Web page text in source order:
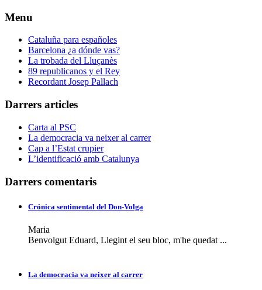
Menu
Cataluña para españoles
Barcelona ¿a dónde vas?
La trobada del Lluçanès
89 republicanos y el Rey
Recordant Josep Pallach
Darrers articles
Carta al PSC
La democracia va neixer al carrer
Cap a l’Estat crupier
L’identificació amb Catalunya
Darrers comentaris
Crónica sentimental del Don-Volga
Maria
Benvolgut Eduard, Llegint el seu bloc, m'he quedat ...
La democracia va neixer al carrer